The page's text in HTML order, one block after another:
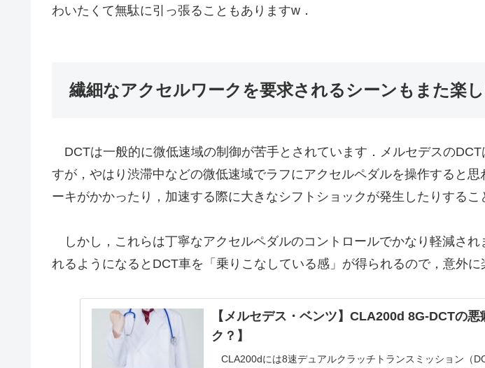
わいたくて無駄に引っ張ることもありますw．
繊細なアクセルワークを要求されるシーンもまた楽し
DCTは一般的に微低速域の制御が苦手とされています．メルセデスのDCT
すが，やはり渋滞中などの微低速域でラフにアクセルペダルを操作すると思
ーキがかかったり，加速する際に大きなシフトショックが発生したりするこ
しかし，これらは丁寧なアクセルペダルのコントロールでかなり軽減され
れるようになるとDCT車を「乗りこなしている感」が得られるので，意外に
【メルセデス・ベンツ】CLA200d 8G-DCTの悪
ク？】
CLA200dには8速デュアルクラッチトランスミッション（